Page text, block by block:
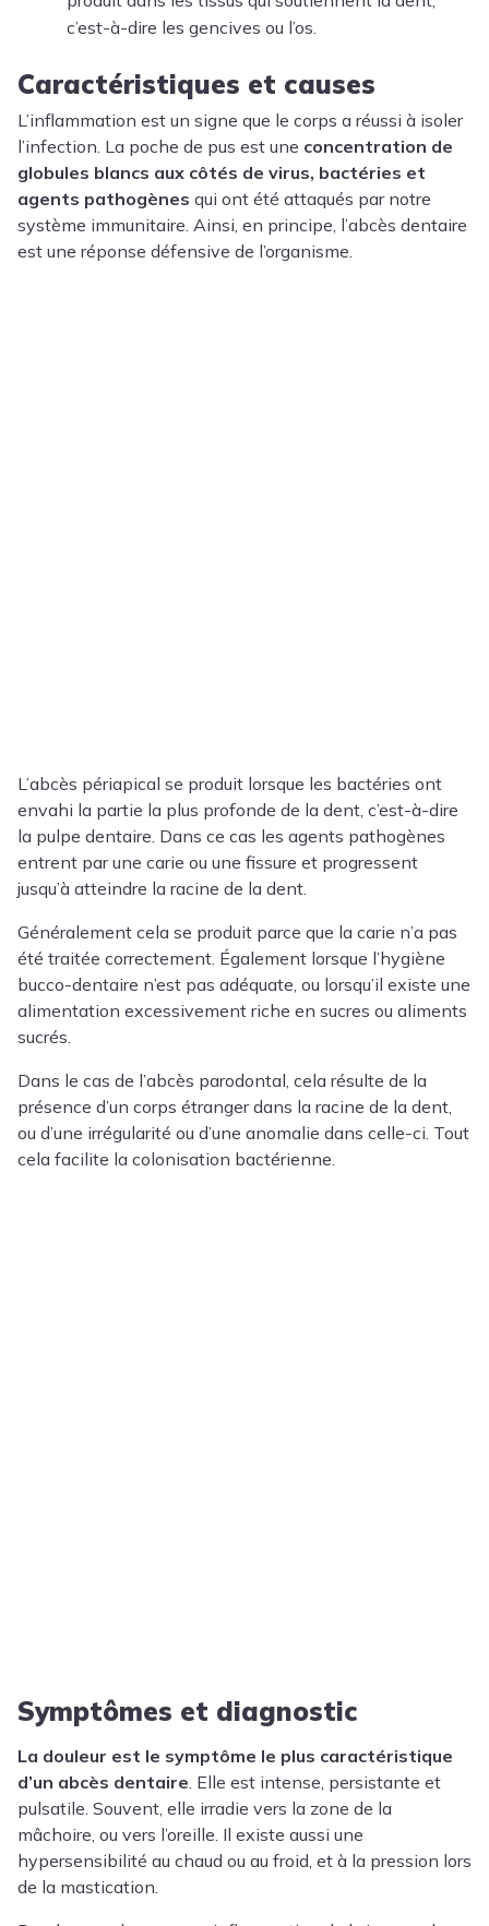
c’est-à-dire les gencives ou l’os.
Caractéristiques et causes
L’inflammation est un signe que le corps a réussi à isoler
l’infection. La poche de pus est une concentration de
globules blancs aux côtés de virus, bactéries et
agents pathogènes qui ont été attaqués par notre
système immunitaire. Ainsi, en principe, l’abcès dentaire
est une réponse défensive de l’organisme.
L’abcès périapical se produit lorsque les bactéries ont
envahi la partie la plus profonde de la dent, c’est-à-dire
la pulpe dentaire. Dans ce cas les agents pathogènes
entrent par une carie ou une fissure et progressent
jusqu’à atteindre la racine de la dent.
Généralement cela se produit parce que la carie n’a pas
été traitée correctement. Également lorsque l’hygiène
bucco-dentaire n’est pas adéquate, ou lorsqu’il existe une
alimentation excessivement riche en sucres ou aliments
sucrés.
Dans le cas de l’abcès parodontal, cela résulte de la
présence d’un corps étranger dans la racine de la dent,
ou d’une irrégularité ou d’une anomalie dans celle-ci. Tout
cela facilite la colonisation bactérienne.
Symptômes et diagnostic
La douleur est le symptôme le plus caractéristique
d’un abcès dentaire . Elle est intense, persistante et
pulsatile. Souvent, elle irradie vers la zone de la
mâchoire, ou vers l’oreille. Il existe aussi une
hypersensibilité au chaud ou au froid, et à la pression lors
de la mastication.